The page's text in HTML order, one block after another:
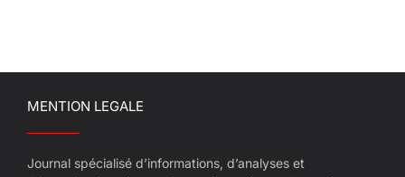
MENTION LEGALE
Journal spécialisé d’informations, d’analyses et